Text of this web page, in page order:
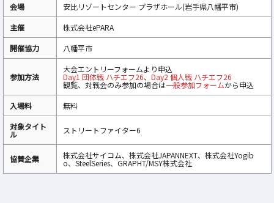
会場
安比リゾートセンター プラザホール(岩手県八幡平市)
主催
株式会社ePARA
開催協力
八幡平市
参加方法
大会エントリーフォームより申込
Day1 団体戦 ハチエフ26、 Day2 個人戦 ハチエフ26
観覧、対戦会のみ参加の場合は一般参加フォームから申込
入場料
無料
対象タイト
ル ストリートファイター6
協賛企業 株式会社サイコム、株式会社JAPANNEXT、株式会社Yogib
o、SteelSeries、GRAPHT/MSY株式会社